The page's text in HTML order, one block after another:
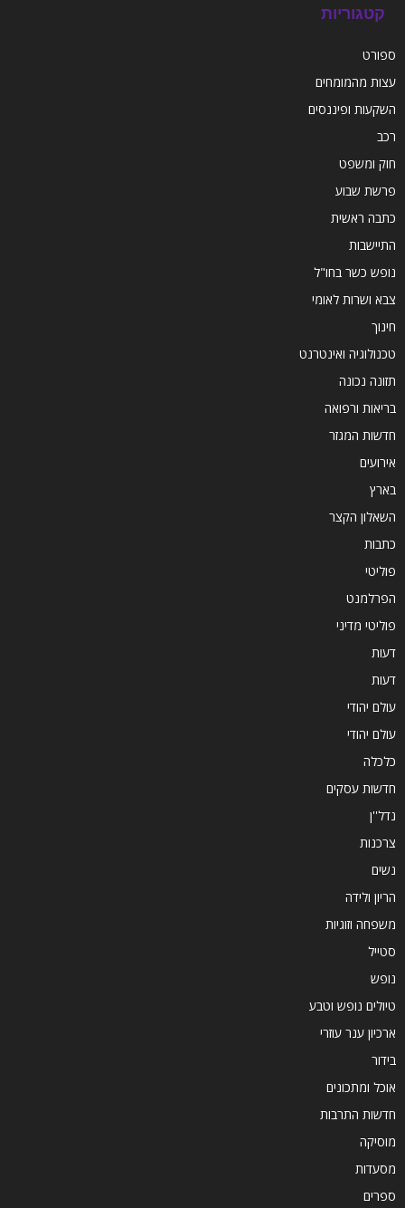
קטגוריות
ספורט
עצות מהמומחים
השקעות ופיננסים
רכב
חוק ומשפט
פרשת שבוע
כתבה ראשית
התיישבות
נופש כשר בחו"ל
צבא ושרות לאומי
חינוך
טכנולוגיה ואינטרנט
תזונה נכונה
בריאות ורפואה
חדשות המגזר
אירועים
בארץ
השאלון הקצר
כתבות
פוליטי
הפרלמנט
פוליטי מדיני
דעות
דעות
עולם יהודי
עולם יהודי
כלכלה
חדשות עסקים
נדל''ן
צרכנות
נשים
הריון ולידה
משפחה וזוגיות
סטייל
נופש
טיולים נופש וטבע
ארכיון ענר עוזרי
בידור
אוכל ומתכונים
חדשות התרבות
מוסיקה
מסעדות
ספרים